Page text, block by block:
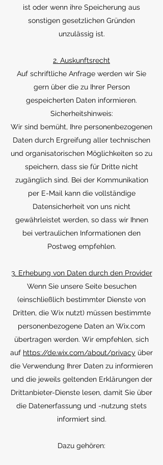
ist oder wenn ihre Speicherung aus
sonstigen gesetzlichen Gründen
unzulässig ist.
2. Auskunftsrecht
Auf schriftliche Anfrage werden wir Sie
gern über die zu Ihrer Person
gespeicherten Daten informieren.
Sicherheitshinweis:
Wir sind bemüht, Ihre personenbezogenen
Daten durch Ergreifung aller technischen
und organisatorischen Möglichkeiten so zu
speichern, dass sie für Dritte nicht
zugänglich sind. Bei der Kommunikation
per E-Mail kann die vollständige
Datensicherheit von uns nicht
gewährleistet werden, so dass wir Ihnen
bei vertraulichen Informationen den
Postweg empfehlen.
3. Erhebung von Daten durch den Provider
Wenn Sie unsere Seite besuchen
(einschließlich bestimmter Dienste von
Dritten, die Wix nutzt) müssen bestimmte
personenbezogene Daten an Wix.com
übertragen werden. Wir empfehlen, sich
auf https://de.wix.com/about/privacy über
die Verwendung Ihrer Daten zu informieren
und die jeweils geltenden Erklärungen der
Drittanbieter-Dienste lesen, damit Sie über
die Datenerfassung und -nutzung stets
informiert sind.
Dazu gehören: